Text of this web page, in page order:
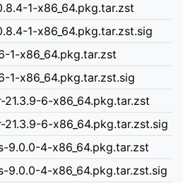
1-x86_64.pkg.tar.zst
1-x86_64.pkg.tar.zst.sig
1-x86_64.pkg.tar.zst
1-x86_64.pkg.tar.zst.sig
6-x86_64.pkg.tar.zst
6-x86_64.pkg.tar.zst.sig
9.0.0-4-x86_64.pkg.tar.zst
9.0.0-4-x86_64.pkg.tar.zst.sig